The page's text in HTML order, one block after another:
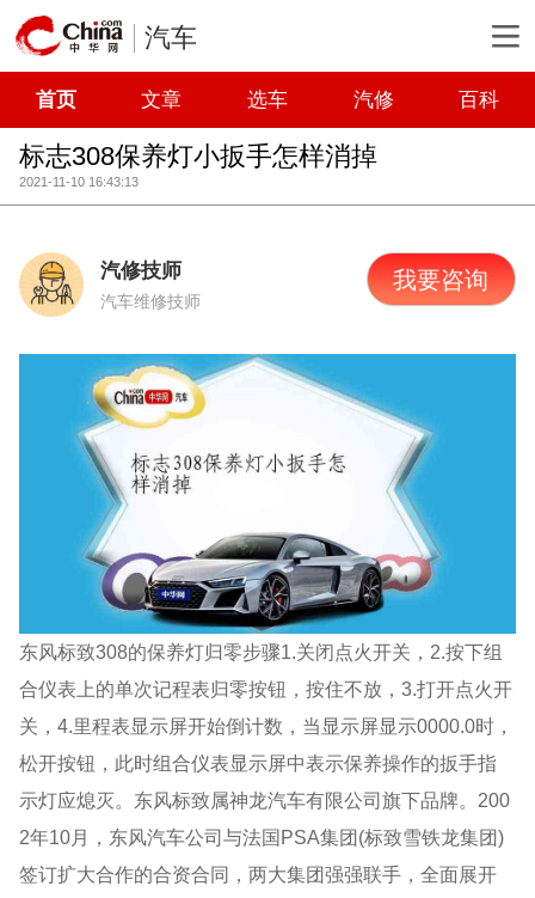
汽车
首页 文章 选车 汽修 百科
标志308保养灯小扳手怎样消掉
2021-11-10 16:43:13
汽修技师
汽车维修技师
我要咨询
东风标致308的保养灯归零步骤1.关闭点火开关，2.按下组
合仪表上的单次记程表归零按钮，按住不放，3.打开点火开
关，4.里程表显示屏开始倒计数，当显示屏显示0000.0时，
松开按钮，此时组合仪表显示屏中表示保养操作的扳手指
示灯应熄灭。东风标致属神龙汽车有限公司旗下品牌。200
2年10月，东风汽车公司与法国PSA集团(标致雪铁龙集团)
签订扩大合作的合资合同，两大集团强强联手，全面展开